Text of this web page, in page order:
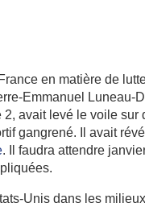
en matière de
Emmanuel
avait levé le voile sur
gangrené. Il avait
. Il faudra attendre
Unis dans les